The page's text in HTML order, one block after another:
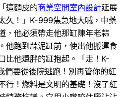
這麵皮的商業空間室內設計延展
久！」K-999焦急地大喊，中藥
，他必須帶走他那缸陳年老蒜
他跑到蒜泥缸前，使出他搬運食
比他還胖的缸抱起。「走！K-
們要從後院逃跑！別再管你的紅
行！燃料是文明的基礎！沒了紅